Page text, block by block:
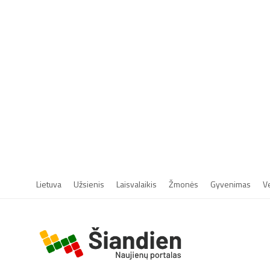
Lietuva Užsienis Laisvalaikis Žmonės Gyvenimas
r